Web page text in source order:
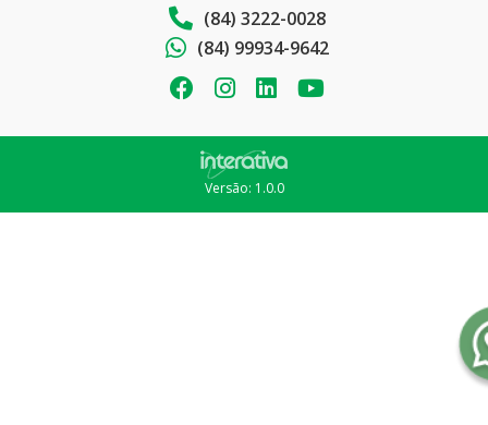
(84) 3222-0028
(84) 99934-9642
Versão: 1.0.0